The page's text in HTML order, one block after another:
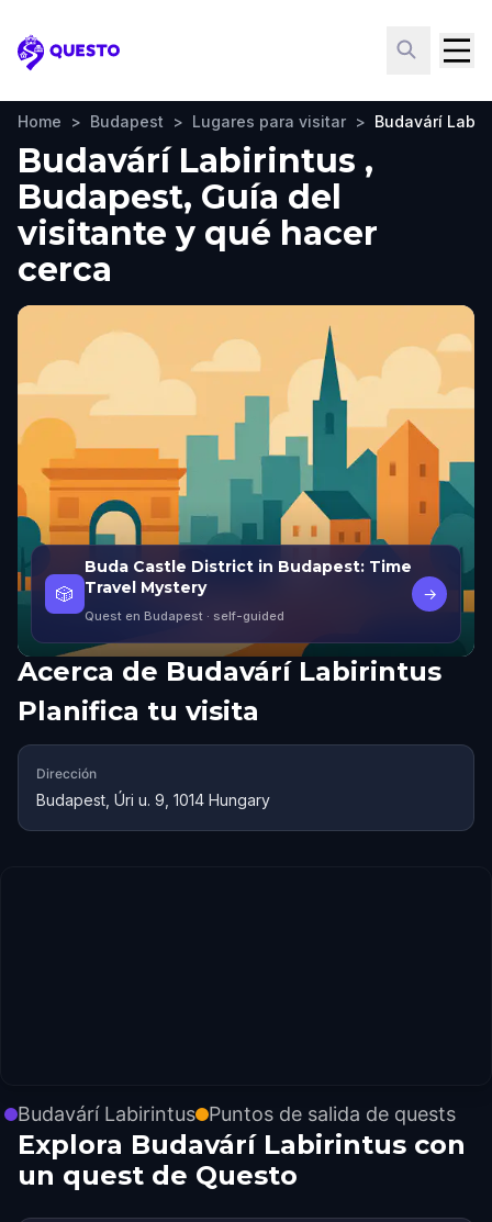
Questo
Home > Budapest > Lugares para visitar > Budavárí
Budavárí Labirintus ,
Budapest, Guía del
visitante y qué hacer
cerca
🎲
Buda Castle District in Budapest: Time
Travel Mystery
Quest en Budapest · self-guided
→
Acerca de Budavárí Labirintus
Planifica tu visita
Dirección
Budapest, Úri u. 9, 1014 Hungary
Budavárí Labirintus Puntos de salida de quests
Explora Budavárí Labirintus con
un quest de Questo